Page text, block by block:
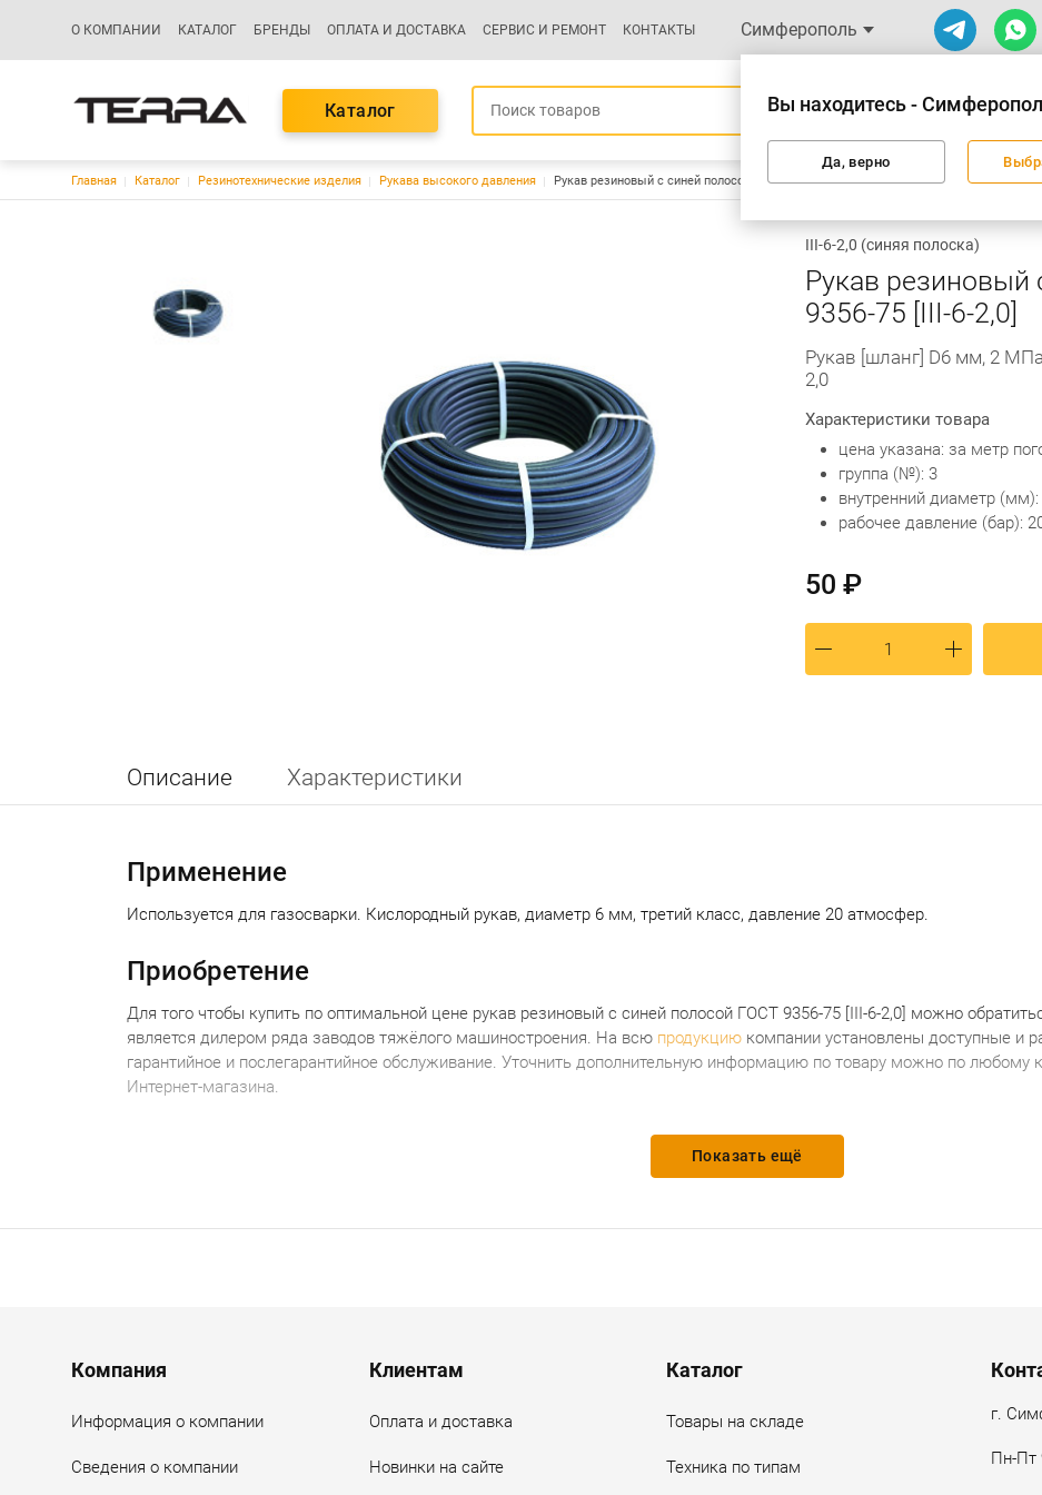
Основная навигация
О КОМПАНИИ КАТАЛОГ БРЕНДЫ ОПЛАТА И ДОСТАВКА СЕРВИС И РЕМОНТ КОНТАКТЫ Симферополь
Вы находитесь -
Да, верно
Каталог
Строка навигации
Главная Каталог Резинотехнические изделия Рукава высокого давления Рукав резиновый с синей полосой ГОСТ 9356-75 [ІІІ-6-2,0]
ІІІ-6-2,0 (синяя полоска)
Рукав резиновый
9356-75 [ІІІ-6-2,0]
Рукав [шланг] D6 мм, 2
2,0
Характеристики товара
цена указана: за метр
группа (№): 3
внутренний диаметр (мм):
рабочее давление (бар):
50 ₽
Описание Характеристики
Применение
Используется для газосварки. Кислородный рукав, диаметр 6 мм, третий класс, давление 20 атмосфер.
Приобретение
Для того чтобы купить по оптимальной цене рукав резиновый с синей полосой ГОСТ 9356-75 [ІІІ-6-2,0] можно
является дилером ряда заводов тяжёлого машиностроения. На всю продукцию компании установлены доступные и
гарантийное и послегарантийное обслуживание. Уточнить дополнительную информацию по товару можно по любому
Интернет-магазина.
Показать ещё
Menu footer
Компания
Информация о компании
Сведения о компании
Клиентам
Оплата и доставка
Новинки на сайте
Каталог
Товары на складе
Техника по типам
г.
Пн-Пт